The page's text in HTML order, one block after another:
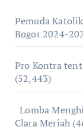
Pemuda
Bogor 2024-
Pro Kontra
(52,443)
Lomba
Clara Meriah